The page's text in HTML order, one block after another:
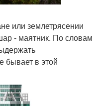
или землетрясении
- маятник. По словам
бывает в этой